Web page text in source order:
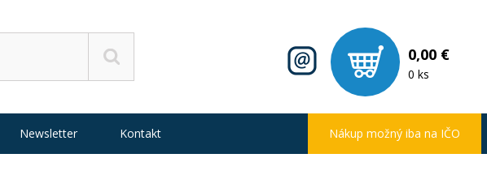
0,00 €
0 ks
Newsletter Kontakt Nákup možný iba na IČO